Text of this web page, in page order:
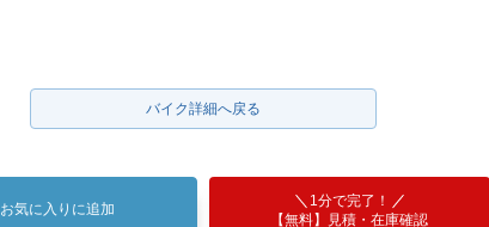
バイク詳細へ戻る
お気に入りに追加
1分で完了！
【無料】見積・在庫確認